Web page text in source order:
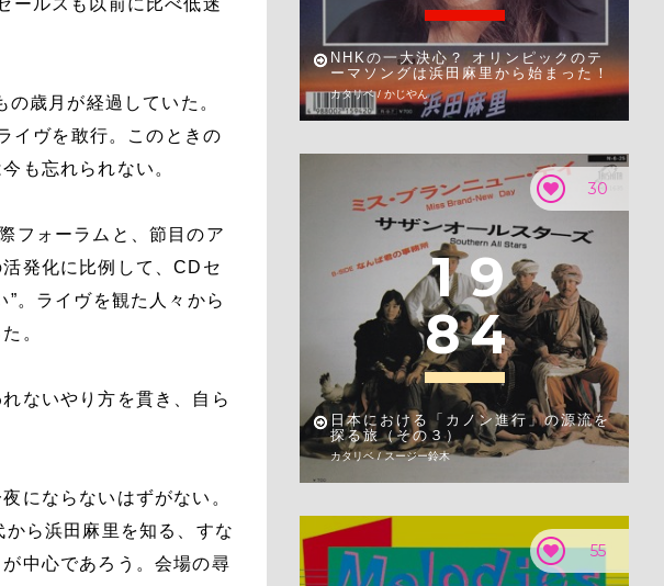
ールスも以前に比べ低迷
歳月が経過していた。
イヴを敢行。このときの
も忘れられない。
フォーラムと、節目のア
発化に比例して、CDセ
。ライヴを観た人々から
。
ないやり方を貫き、自ら
にならないはずがない。
ら浜田麻里を知る、すな
中心であろう。会場の尋
NHKの一大決心？ オリンピックのテ
ーマソングは浜田麻里から始まった！
カタリベ / かじやん
30
1 9
84
日本における「カノン進行」の源流を
探る旅（その３）
カタリベ / スージー鈴木
55